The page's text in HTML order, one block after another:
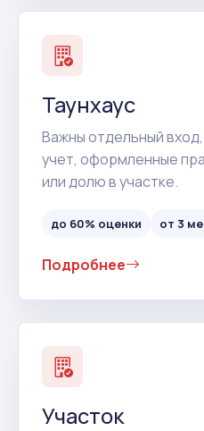
Таунхаус
Важны отдельный
учет, оформленные
или долю в участке.
до 60% оценки от 3
Подробнее
Участок